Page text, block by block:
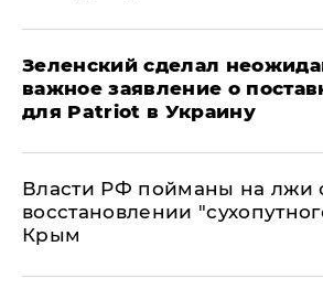
Зеленский сделал
важное заявление о
для Patriot в Украину
Власти РФ пойманы на лжи
восстановлении
Крым